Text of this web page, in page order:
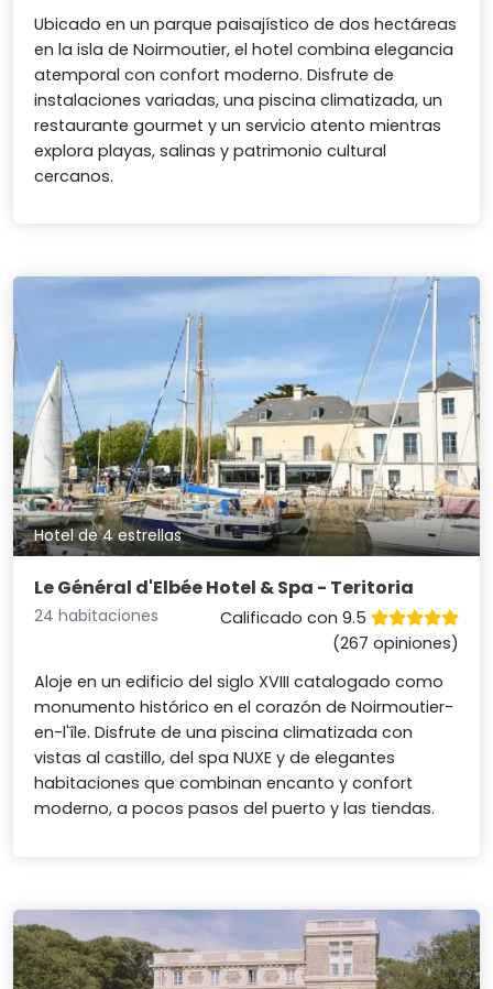
Ubicado en un parque paisajístico de dos hectáreas
en la isla de Noirmoutier, el hotel combina elegancia
atemporal con confort moderno. Disfrute de
instalaciones variadas, una piscina climatizada, un
restaurante gourmet y un servicio atento mientras
explora playas, salinas y patrimonio cultural
cercanos.
Hotel de 4 estrellas
Le Général d'Elbée Hotel & Spa - Teritoria
24 habitaciones
Calificado con 9.5
(267 opiniones)
Aloje en un edificio del siglo XVIII catalogado como
monumento histórico en el corazón de Noirmoutier-
en-l'île. Disfrute de una piscina climatizada con
vistas al castillo, del spa NUXE y de elegantes
habitaciones que combinan encanto y confort
moderno, a pocos pasos del puerto y las tiendas.